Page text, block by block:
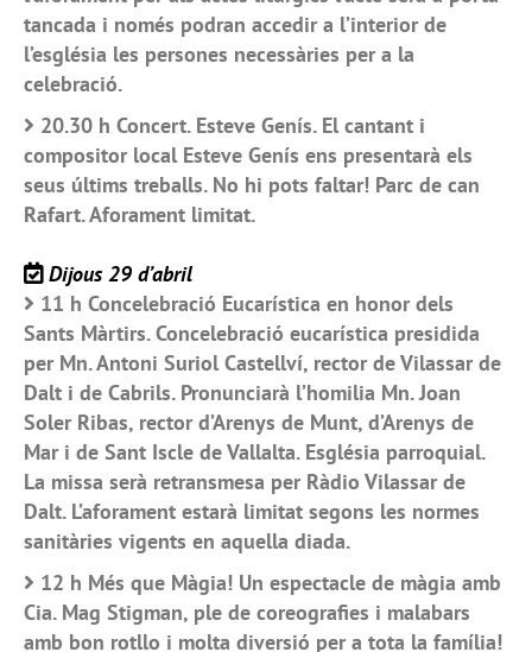
tancada i només podran accedir a l’interior de
l’església les persones necessàries per a la
celebració.
20.30 h Concert. Esteve Genís. El cantant i
compositor local Esteve Genís ens presentarà els
seus últims treballs. No hi pots faltar! Parc de can
Rafart. Aforament limitat.
Dijous 29 d’abril
11 h Concelebració Eucarística en honor dels
Sants Màrtirs. Concelebració eucarística presidida
per Mn. Antoni Suriol Castellví, rector de Vilassar de
Dalt i de Cabrils. Pronunciarà l’homilia Mn. Joan
Soler Ribas, rector d’Arenys de Munt, d’Arenys de
Mar i de Sant Iscle de Vallalta. Església parroquial.
La missa serà retransmesa per Ràdio Vilassar de
Dalt. L’aforament estarà limitat segons les normes
sanitàries vigents en aquella diada.
12 h Més que Màgia! Un espectacle de màgia amb
Cia. Mag Stigman, ple de coreografies i malabars
amb bon rotllo i molta diversió per a tota la família!